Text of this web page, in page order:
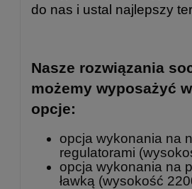
do nas i ustal najlepszy
Nasze rozwiązania
możemy wyposażyć
opcje:
opcja wykonania na
regulatorami
opcja wykonania na
ławką (wysokość